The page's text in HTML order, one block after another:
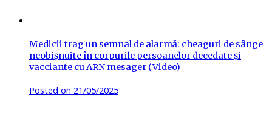
Medicii trag un semnal de alarmă: cheaguri de sânge
neobișnuite în corpurile persoanelor decedate și
vacciante cu ARN mesager (Video)
Posted on 21/05/2025